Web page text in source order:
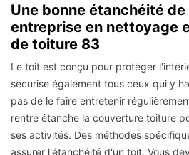
Une bonne étanchéité
entreprise en nettoyage
de toiture 83
Le toit est conçu pour protéger
sécurise également tous ceux qui y
pas de le faire entretenir
rentre étanche la couverture toiture
ses activités. Des méthodes
assurer l'étanchéité d'un toit. Vous